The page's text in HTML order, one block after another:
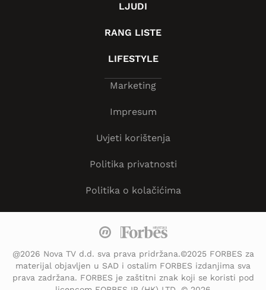
LJUDI
RANG LISTE
LIFESTYLE
Marketing
Impresum
Uvjeti korištenja
Politika privatnosti
Politika o kolačićima
@2026 Nova TV d.d. sva prava pridržana.©2025 FORBES za
materijal objavljen u SAD i ostalim FORBES izdanjima sva
prava zadržana. FORBES je zaštitni znak koji se koristi pod